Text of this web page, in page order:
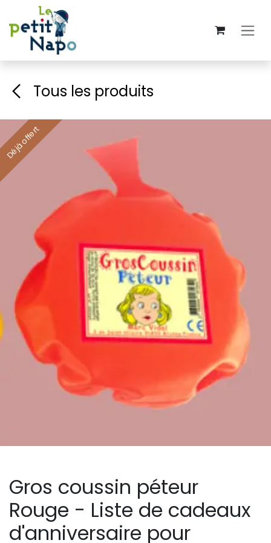
Se rendre au contenu
Tous les produits
Déjà offert
Gros coussin péteur
Rouge - Liste de cadeaux
d'anniversaire pour